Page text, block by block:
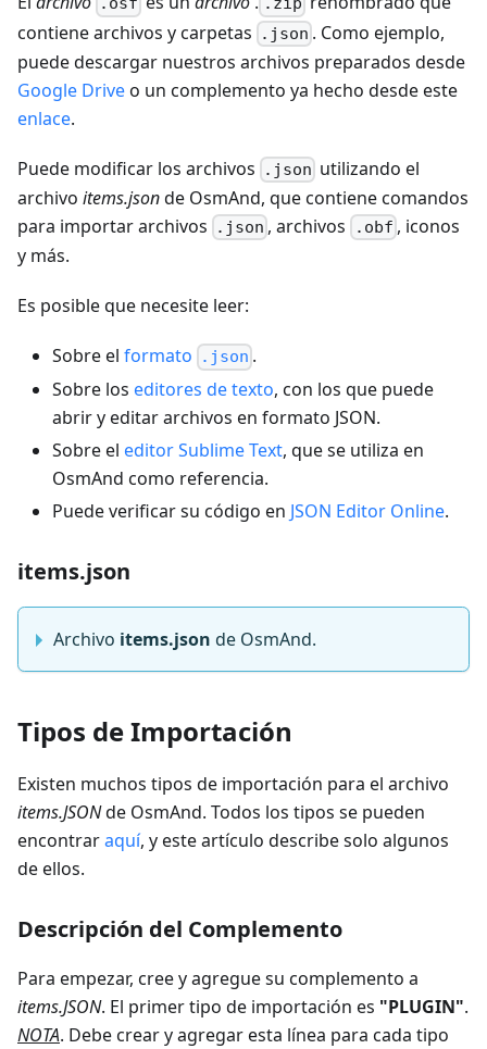
contiene archivos y carpetas
.json . Como ejemplo,
puede descargar nuestros archivos preparados desde
Google Driveo un complemento ya hecho desde este
enlace.
Puede modificar los archivos .json utilizando el
archivo items.jsonde OsmAnd, que contiene comandos
para importar archivos
.json , archivos .obf , iconos
y más.
Es posible que necesite leer:
Sobre el formato .json .
Sobre los editores de texto, con los que puede
abrir y editar archivos en formato JSON.
Sobre el editor Sublime Text, que se utiliza en
OsmAnd como referencia.
Puede verificar su código en JSON Editor Online.
items.json
Archivo items.json de OsmAnd.
Tipos de Importación
Existen muchos tipos de importación para el archivo
items.JSONde OsmAnd. Todos los tipos se pueden
encontraraquí, y este artículo describe solo algunos
de ellos.
Descripción del Complemento
Para empezar, cree y agregue su complemento a
items.JSON. El primer tipo de importación es "PLUGIN".
NOTA. Debe crear y agregar esta línea para cada tipo